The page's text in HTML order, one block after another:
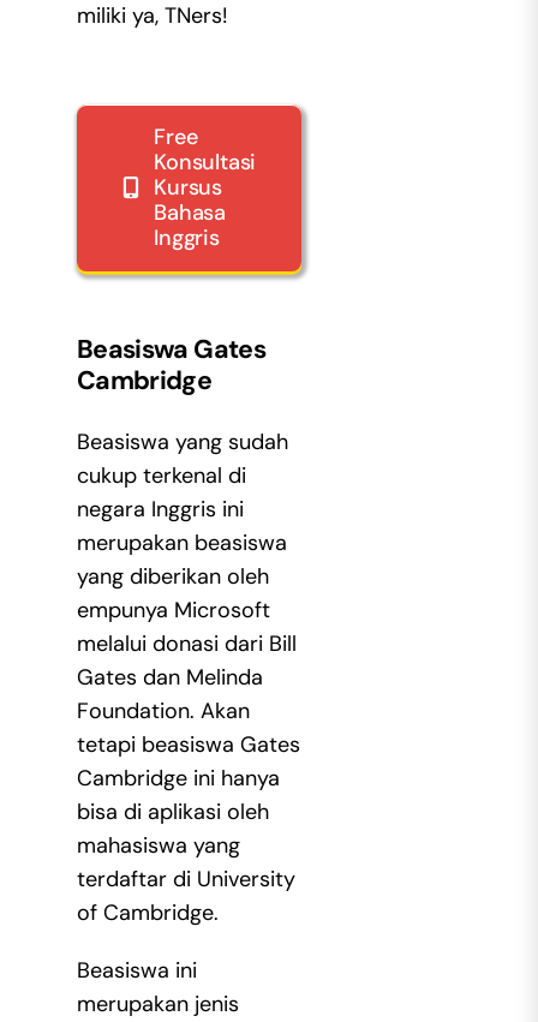
miliki ya, TNers!
Free
Konsultasi
Kursus
Bahasa
Inggris
Beasiswa Gates
Cambridge
Beasiswa yang sudah
cukup terkenal di
negara Inggris ini
merupakan beasiswa
yang diberikan oleh
empunya Microsoft
melalui donasi dari Bill
Gates dan Melinda
Foundation. Akan
tetapi beasiswa Gates
Cambridge ini hanya
bisa di aplikasi oleh
mahasiswa yang
terdaftar di University
of Cambridge.
Beasiswa ini
merupakan jenis